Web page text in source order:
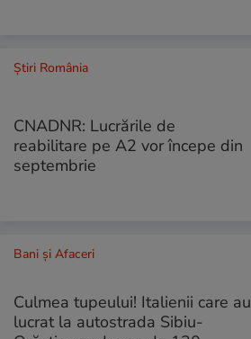
Știri România
CNADNR: Lucrările de
reabilitare pe A2 vor începe din
septembrie
Bani și Afaceri
Culmea tupeului! Italienii care au
lucrat la autostrada Sibiu-